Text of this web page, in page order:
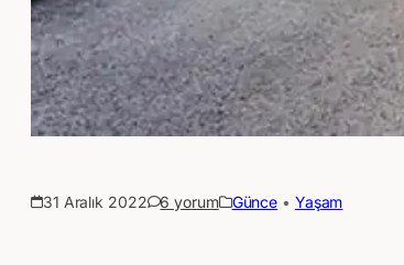
31 Aralık 2022 6 yorum Günce • Yaşam